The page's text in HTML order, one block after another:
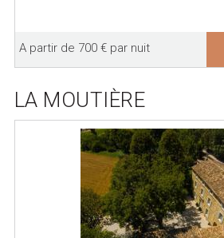
A partir de 700 € par nuit
LA MOUTIÈRE